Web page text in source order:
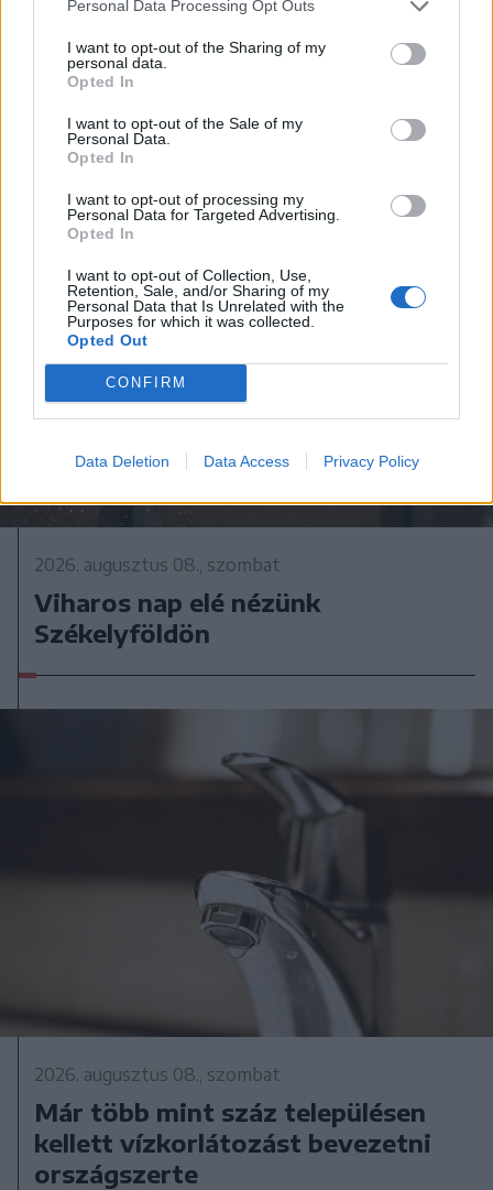
Personal Data Processing Opt Outs
I want to opt-out of the Sharing of my
personal data.
Opted In
I want to opt-out of the Sale of my
Personal Data.
Opted In
I want to opt-out of processing my
Personal Data for Targeted Advertising.
Opted In
I want to opt-out of Collection, Use,
Retention, Sale, and/or Sharing of my
Personal Data that Is Unrelated with the
Purposes for which it was collected.
Opted Out
CONFIRM
Data Deletion Data Access Privacy Policy
kezelni az euró bevezetését
2026. augusztus 08., szombat
Viharos nap elé nézünk
Székelyföldön
2026. augusztus 08., szombat
Már több mint száz településen
kellett vízkorlátozást bevezetni
országszerte